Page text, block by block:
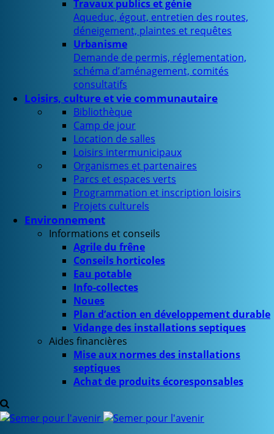
Travaux publics et génie
Aqueduc, égout, entretien des routes,
déneigement, plaintes et requêtes
Urbanisme
Demande de permis, réglementation,
schéma d’aménagement, comités
consultatifs
Loisirs, culture et vie communautaire
Bibliothèque
Camp de jour
Location de salles
Loisirs intermunicipaux
Organismes et partenaires
Parcs et espaces verts
Programmation et inscription loisirs
Projets culturels
Environnement
Informations et conseils
Agrile du frêne
Conseils horticoles
Eau potable
Info-collectes
Noues
Plan d’action en développement durable
Vidange des installations septiques
Aides financières
Mise aux normes des installations
septiques
Achat de produits écoresponsables